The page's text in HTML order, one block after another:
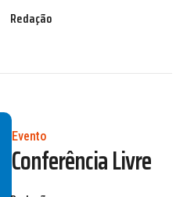
Redação
Evento
Conferência Livre